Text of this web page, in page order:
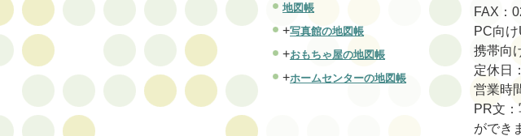
FAX：
PC向
携帯向
定休日
営業時
PR文
ができ
地図帳
+写真館の地図帳
+おもちゃ屋の地図帳
+ホームセンターの地図帳